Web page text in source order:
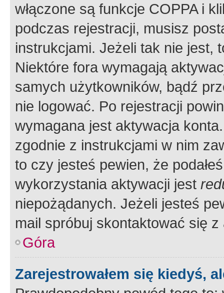
włączone są funkcje COPPA i
podczas rejestracji, musisz
instrukcjami. Jeżeli tak nie jest,
Niektóre fora wymagają
samych użytkowników, bądź
nie logować. Po rejestracji
wymagana jest aktywacja
zgodnie z instrukcjami w nim
to czy jesteś pewien, że
wykorzystania aktywacji jest
niepożądanych. Jeżeli jesteś
mail spróbuj skontaktować się
Góra
Zarejestrowałem się kiedyś,